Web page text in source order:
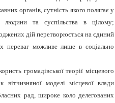
органів, сутність якого полягає у
людини та суспільства в цілому;
дій перетворюється на єдиний
переваг можливе лише в соціально
громадівської теорії місцевого
моделі місцевої влади
рад, широке коло делегованих